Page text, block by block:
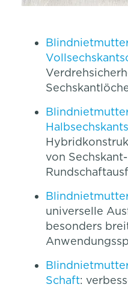
von
universelle
besonders
Schaft: